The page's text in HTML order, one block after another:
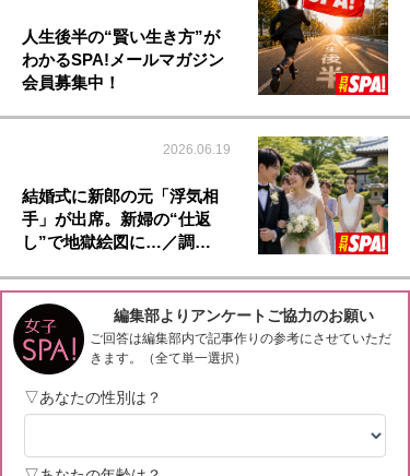
人生後半の“賢い生き方”が
わかるSPA!メールマガジン
会員募集中！
2026.06.19
結婚式に新郎の元「浮気相
手」が出席。新婦の“仕返
し”で地獄絵図に…／調…